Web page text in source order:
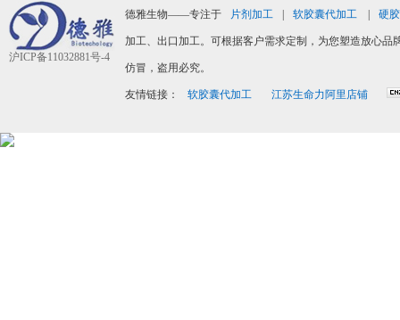
沪ICP备11032881号-4
德雅生物——专注于 片剂加工 软胶囊代加工 硬
加工、出口加工。可根据客户需求定制，为您塑造放心
仿冒，盗用必究。
友情链接： 软胶囊代加工 江苏生命力阿里店铺